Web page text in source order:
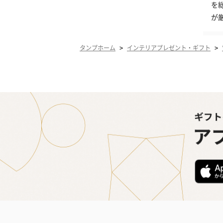
を
が
タンプホーム > インテリアプレゼント・ギフト >